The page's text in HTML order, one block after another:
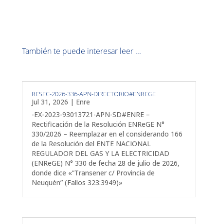
También te puede interesar leer ...
RESFC-2026-336-APN-DIRECTORIO#ENREGE
Jul 31, 2026 | Enre
-EX-2023-93013721-APN-SD#ENRE –
Rectificación de la Resolución ENReGE N°
330/2026 – Reemplazar en el considerando 166
de la Resolución del ENTE NACIONAL
REGULADOR DEL GAS Y LA ELECTRICIDAD
(ENReGE) N° 330 de fecha 28 de julio de 2026,
donde dice «”Transener c/ Provincia de
Neuquén” (Fallos 323:3949)»